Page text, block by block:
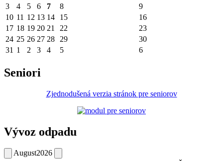
3
4 5 6 7 8
9
10 11 12 13 14 15
16
17 18 19 20 21 22
23
24 25 26 27 28 29
30
31 1 2 3 4 5 6
Seniori
Zjednodušená verzia stránok pre seniorov
Vývoz odpadu
August2026